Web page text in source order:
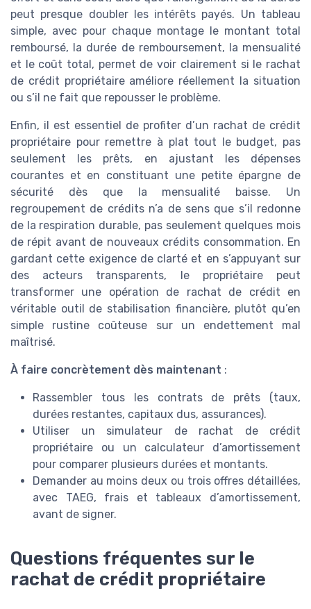
peut presque doubler les intérêts payés. Un tableau
simple, avec pour chaque montage le montant total
remboursé, la durée de remboursement, la mensualité
et le coût total, permet de voir clairement si le rachat
de crédit propriétaire améliore réellement la situation
ou s’il ne fait que repousser le problème.
Enfin, il est essentiel de profiter d’un rachat de crédit
propriétaire pour remettre à plat tout le budget, pas
seulement les prêts, en ajustant les dépenses
courantes et en constituant une petite épargne de
sécurité dès que la mensualité baisse. Un
regroupement de crédits n’a de sens que s’il redonne
de la respiration durable, pas seulement quelques mois
de répit avant de nouveaux crédits consommation. En
gardant cette exigence de clarté et en s’appuyant sur
des acteurs transparents, le propriétaire peut
transformer une opération de rachat de crédit en
véritable outil de stabilisation financière, plutôt qu’en
simple rustine coûteuse sur un endettement mal
maîtrisé.
À faire concrètement dès maintenant :
Rassembler tous les contrats de prêts (taux,
durées restantes, capitaux dus, assurances).
Utiliser un simulateur de rachat de crédit
propriétaire ou un calculateur d’amortissement
pour comparer plusieurs durées et montants.
Demander au moins deux ou trois offres détaillées,
avec TAEG, frais et tableaux d’amortissement,
avant de signer.
Questions fréquentes sur le
rachat de crédit propriétaire